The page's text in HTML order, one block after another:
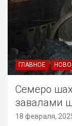
ГЛАВНОЕ
Семеро
завалами
18 февраля,